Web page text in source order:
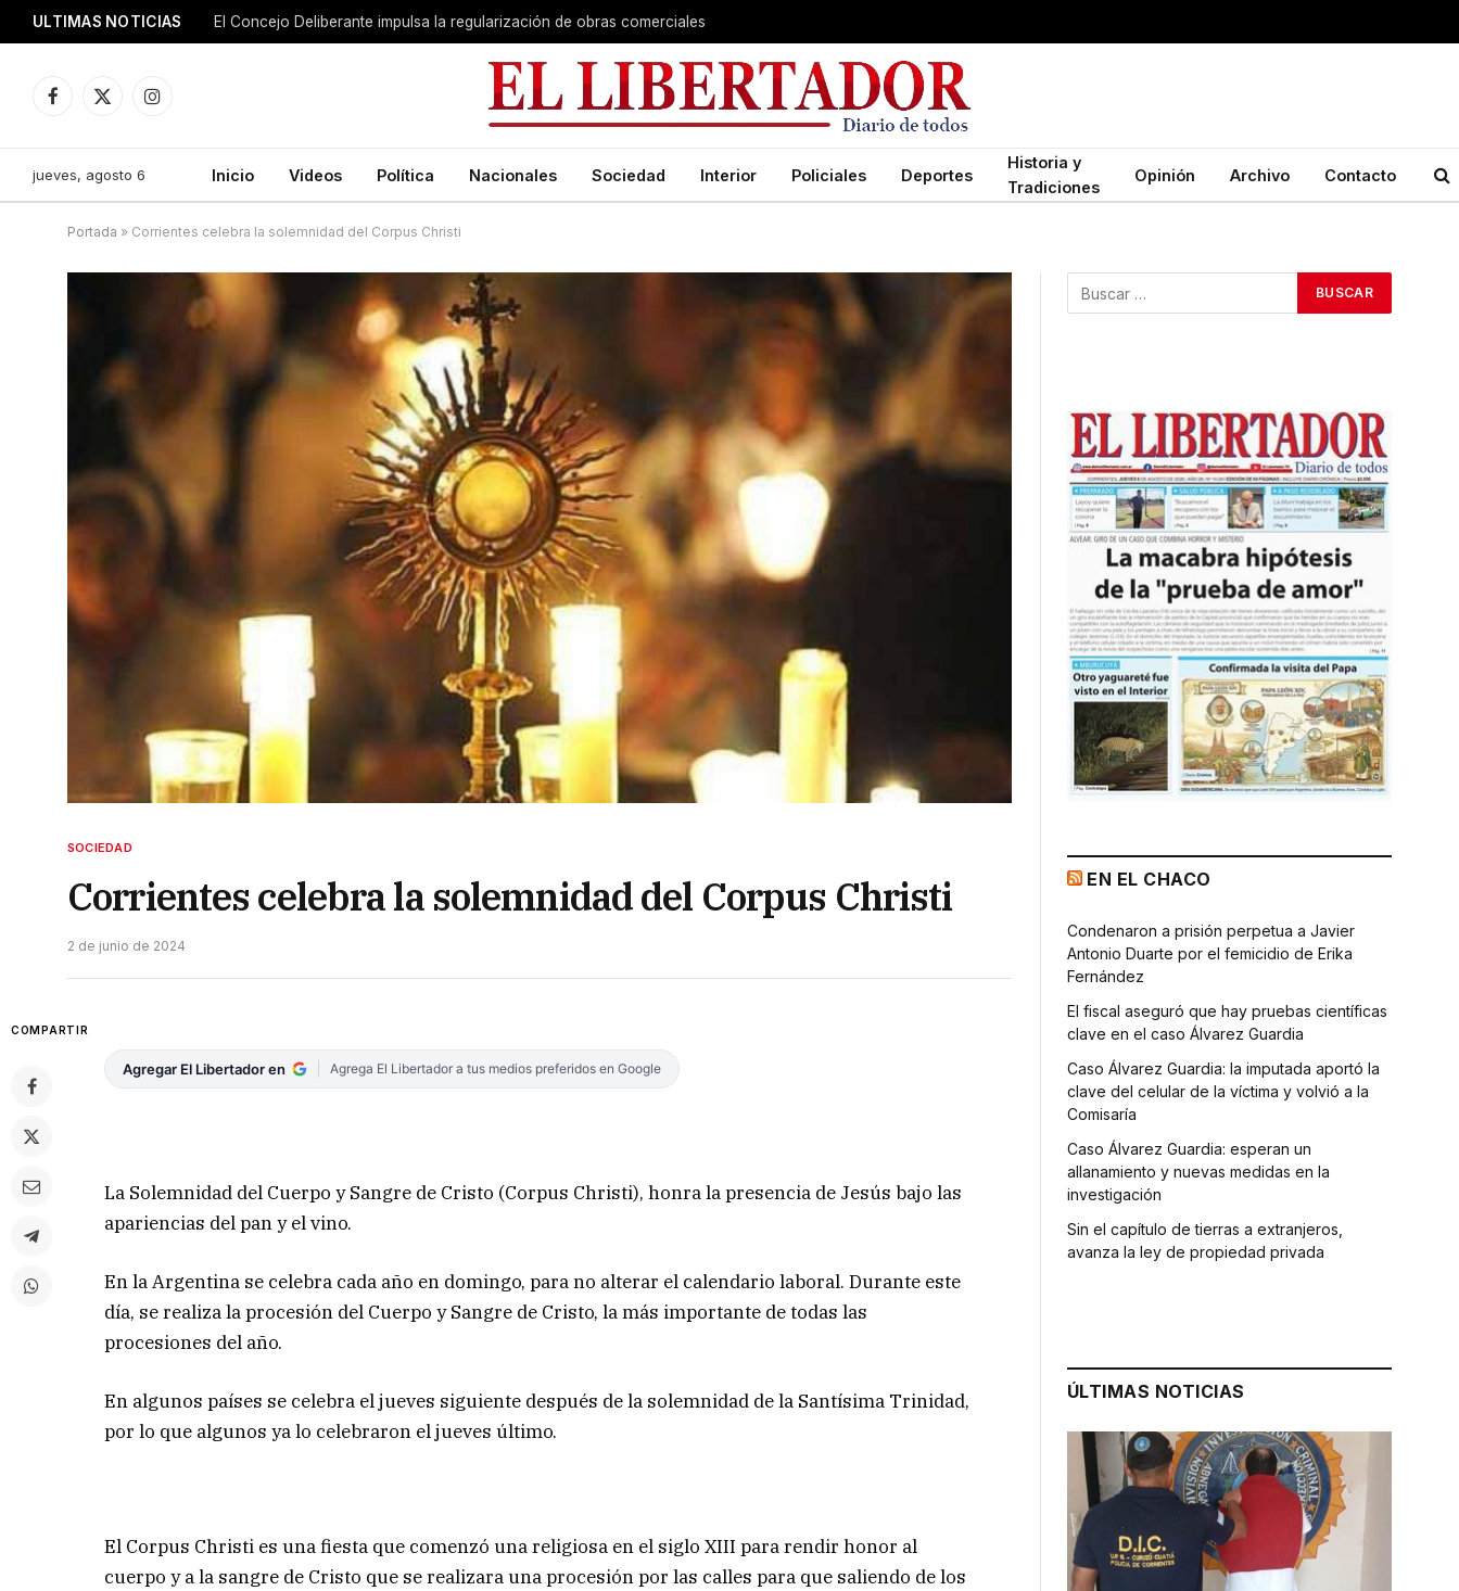
ULTIMAS NOTICIAS El Concejo Deliberante impulsa la regularización de obras comerciales
Facebook
X
Instagram
jueves, agosto 6 Inicio Videos Política Nacionales Sociedad Interior Policiales Deportes
Historia y
Tradiciones
Opinión Archivo Contacto
Portada » Corrientes celebra la solemnidad del Corpus Christi
SOCIEDAD
Corrientes celebra la solemnidad del Corpus Christi
2 de junio de 2024
COMPARTIR
Agregar El Libertador en Agrega El Libertador a tus medios preferidos en Google
La Solemnidad del Cuerpo y Sangre de Cristo (Corpus Christi), honra la presencia de Jesús bajo las
apariencias del pan y el vino.
En la Argentina se celebra cada año en domingo, para no alterar el calendario laboral. Durante este
día, se realiza la procesión del Cuerpo y Sangre de Cristo, la más importante de todas las
procesiones del año.
En algunos países se celebra el jueves siguiente después de la solemnidad de la Santísima Trinidad,
por lo que algunos ya lo celebraron el jueves último.
El Corpus Christi es una fiesta que comenzó una religiosa en el siglo XIII para rendir honor al
cuerpo y a la sangre de Cristo que se realizara una procesión por las calles para que saliendo de los
EN EL CHACO
Condenaron a prisión perpetua a Javier
Antonio Duarte por el femicidio de Erika
Fernández
El fiscal aseguró que hay pruebas científicas
clave en el caso Álvarez Guardia
Caso Álvarez Guardia: la imputada aportó la
clave del celular de la víctima y volvió a la
Comisaría
Caso Álvarez Guardia: esperan un
allanamiento y nuevas medidas en la
investigación
Sin el capítulo de tierras a extranjeros,
avanza la ley de propiedad privada
ÚLTIMAS NOTICIAS